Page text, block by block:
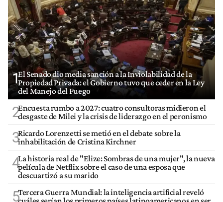
1El Senado dio media sanción a la Inviolabilidad de la
Propiedad Privada: el Gobierno tuvo que ceder en la Ley
del Manejo del Fuego
2Encuesta rumbo a 2027: cuatro consultoras midieron el
desgaste de Milei y la crisis de liderazgo en el peronismo
3Ricardo Lorenzetti se metió en el debate sobre la
inhabilitación de Cristina Kirchner
4La historia real de "Elize: Sombras de una mujer", la nueva
película de Netflix sobre el caso de una esposa que
descuartizó a su marido
5Tercera Guerra Mundial: la inteligencia artificial reveló